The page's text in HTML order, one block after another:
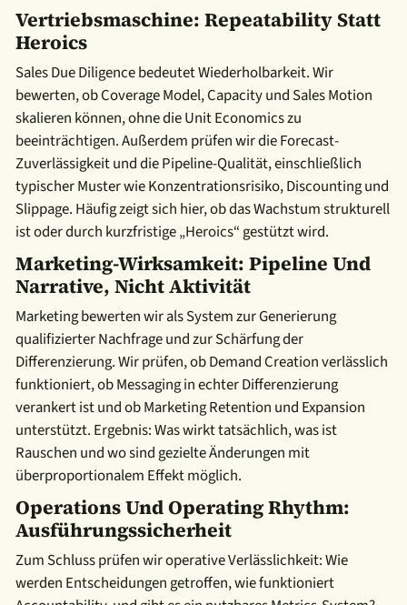
Vertriebsmaschine: Repeatability Statt
Heroics
Sales Due Diligence bedeutet Wiederholbarkeit. Wir
bewerten, ob Coverage Model, Capacity und Sales Motion
skalieren können, ohne die Unit Economics zu
beeinträchtigen. Außerdem prüfen wir die Forecast-
Zuverlässigkeit und die Pipeline-Qualität, einschließlich
typischer Muster wie Konzentrationsrisiko, Discounting und
Slippage. Häufig zeigt sich hier, ob das Wachstum strukturell
ist oder durch kurzfristige „Heroics“ gestützt wird.
Marketing-Wirksamkeit: Pipeline Und
Narrative, Nicht Aktivität
Marketing bewerten wir als System zur Generierung
qualifizierter Nachfrage und zur Schärfung der
Differenzierung. Wir prüfen, ob Demand Creation verlässlich
funktioniert, ob Messaging in echter Differenzierung
verankert ist und ob Marketing Retention und Expansion
unterstützt. Ergebnis: Was wirkt tatsächlich, was ist
Rauschen und wo sind gezielte Änderungen mit
überproportionalem Effekt möglich.
Operations Und Operating Rhythm:
Ausführungssicherheit
Zum Schluss prüfen wir operative Verlässlichkeit: Wie
werden Entscheidungen getroffen, wie funktioniert